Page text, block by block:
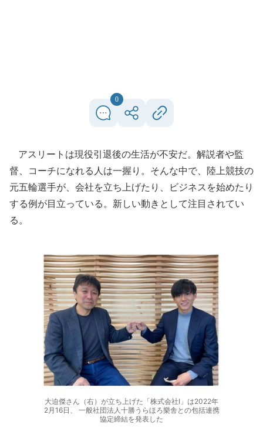
0
アスリートは現役引退後の生活が不安だ。解説者や監
督、コーチになれる人は一握り。そんな中で、陸上競技の
元五輪選手が、会社を立ち上げたり、ビジネスを始めたり
する例が目立っている。新しい動きとして注目されてい
る。
大迫傑さん（右）が立ち上げた「株式会社I」は2022年
2月16日、 一般社団法人十勝うらほろ樂舎との包括連携
協定締結を発表した